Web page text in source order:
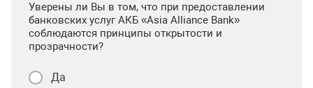
Уверены ли Вы в том, что при предоставлении
банковских услуг АКБ «Asia Alliance Bank»
соблюдаются принципы открытости и
прозрачности?
Да